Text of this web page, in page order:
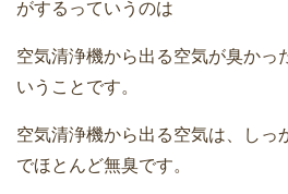
がするっていうのは
空気清浄機から出る空気が臭かっ
いうことです。
空気清浄機から出る空気は、しっ
でほとんど無臭です。